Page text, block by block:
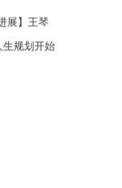
展】王琴
生规划开始